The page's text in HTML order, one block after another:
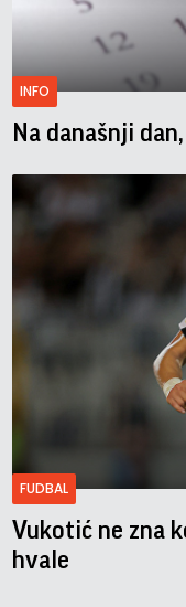
INFO
Na današnji
FUDBAL
Vukotić ne zna
hvale